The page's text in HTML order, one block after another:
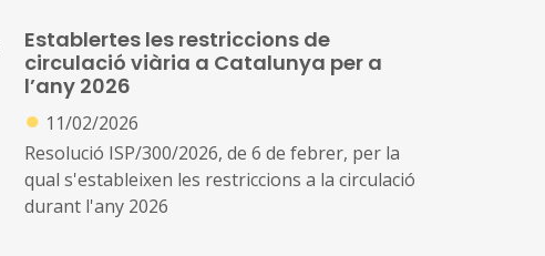
que pateixen violència masclista
Establertes les restriccions de
circulació viària a Catalunya per a
l’any 2026
● 11/02/2026
Resolució ISP/300/2026, de 6 de febrer, per la
qual s'estableixen les restriccions a la circulació
durant l'any 2026